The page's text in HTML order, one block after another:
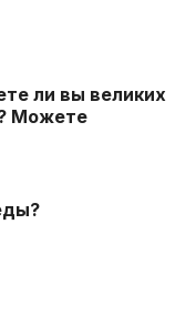
ли вы великих
Можете